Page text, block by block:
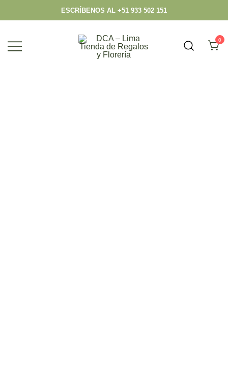
ESCRÍBENOS AL +51 933 502 151
0